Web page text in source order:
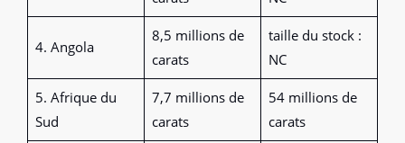
4. Angola
8,5 millions de
carats
taille du stock :
NC
5. Afrique du
Sud
7,7 millions de
carats
54 millions de
carats